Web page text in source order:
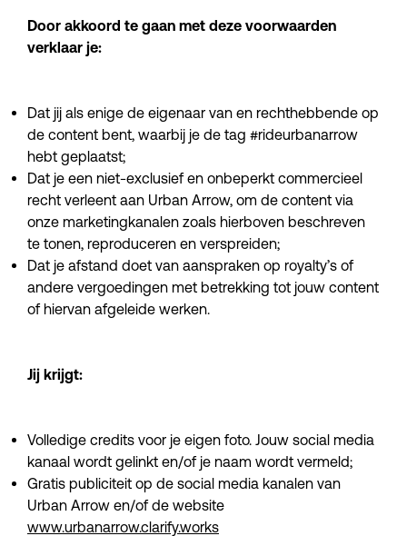
Door akkoord te gaan met deze voorwaarden
verklaar je:
Dat jij als enige de eigenaar van en rechthebbende op
de content bent, waarbij je de tag #rideurbanarrow
hebt geplaatst;
Dat je een niet-exclusief en onbeperkt commercieel
recht verleent aan Urban Arrow, om de content via
onze marketingkanalen zoals hierboven beschreven
te tonen, reproduceren en verspreiden;
Dat je afstand doet van aanspraken op royalty’s of
andere vergoedingen met betrekking tot jouw content
of hiervan afgeleide werken.
Jij krijgt:
Volledige credits voor je eigen foto. Jouw social media
kanaal wordt gelinkt en/of je naam wordt vermeld;
Gratis publiciteit op de social media kanalen van
Urban Arrow en/of de website
www.urbanarrow.clarify.works